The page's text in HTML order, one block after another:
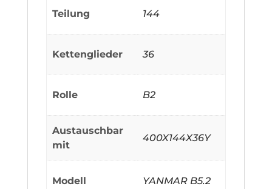
Teilung 144
Kettenglieder 36
Rolle B2
Austauschbar
mit
400X144X36Y
Modell YANMAR B5.2